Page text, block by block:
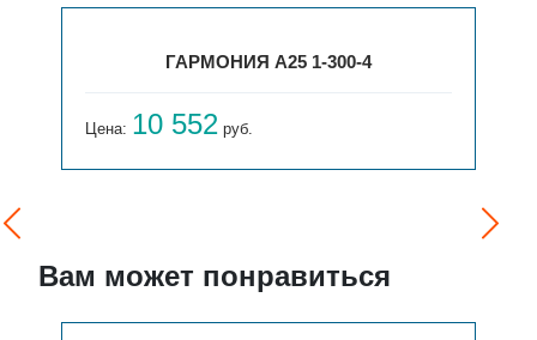
ГАРМОНИЯ А25 1-300-4
Цена: 10 552 руб.
Вам может понравиться